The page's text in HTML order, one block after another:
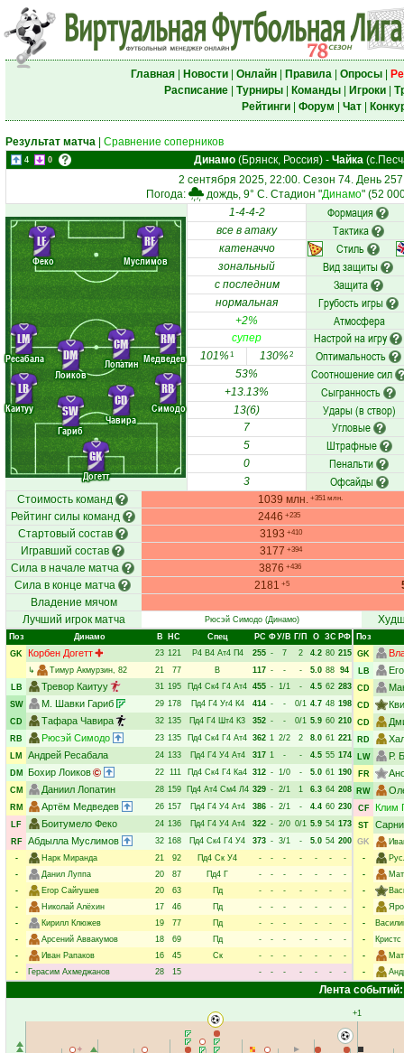
Главная| Новости| Онлайн| Правила| Опросы|
Расписание| Турниры| Команды| Игроки|
Рейтинги| Форум Чат|
Результат матча Сравнение соперников
4 0 Динамо(Брянск, Россия)- Чайка
2 сентября 2025, 22:00. Сезон 74. День
Погода:
дождь, 9° C. Стадион "Динамо" (52
Догетт
Каитуу
Гариб
Чавира
Симодо
Ресабала
Лоиков
Лопатин Медведев
Феко Муслимов
GK
LB
SW
CD
RB
LM
DM
CM RM
LF RF
1-4-4-2 Формация
все в атаку Тактика
катеначчо Стиль
зональный Вид защиты
с последним Защита
нормальная Грубость игры
+2% Атмосфера
супер Настрой на игру
101%1 130%2 Оптимальность
53% Соотношение сил
+13.13% Сыгранность
13(6) Удары (в створ)
7 Угловые
5 Штрафные
0 Пенальти
3 Офсайды
Стоимость команд 1039 млн. +351 млн.
Рейтинг силы команд 2446 +235
Стартовый состав 3193 +410
Игравший состав 3177 +394
Сила в начале матча 3876 +436
Сила в конце матча 2181 +5
Владение мячом
Лучший игрок матча
Рюсэй Симодо(Динамо)
Поз Динамо В НC Спец РC ФУ/В Г/П О ЗС РФ
GK
Корбен Догетт 23 121 Р4 В4 Ат4 П4 255 - 7 2 4.2 80 215
↳
Тимур Акмурзин, 82 21 77 В 117 - - - 5.0 88 94
LB
Тревор Каитуу 31 195 Пд4 Ск4 Г4 Ат4 455 - 1/1 - 4.5 62 283
SW
М. Шавки Гариб 29 178 Пд4 Г4 Уг4 К4 414 - - 0/1 4.7 48 198
CD
Тафара Чавира 32 135 Пд4 Г4 Шт4 К3 352 - - 0/1 5.9 60 210
RB
Рюсэй Симодо 23 135 Пд4 Ск4 Г4 Ат4 362 1 2/2 2 8.0 61 221
LM
Андрей Ресабала 24 133 Пд4 Г4 У4 Ат4 317 1 - - 4.5 55 174
DM
Бохир Лоиков 22 111 Пд4 Ск4 Г4 Ка4 312 - 1/0 - 5.0 61 190
CM
Даниил Лопатин 28 159 Пд4 Ат4 См4 Л4 329 - 2/1 1 6.3 64 208
RM
Артём Медведев 26 157 Пд4 Г4 У4 Ат4 386 - 2/1 - 4.4 60 230
LF
Боитумело Феко 24 136 Пд4 Г4 У4 Ат4 322 - 2/0 0/1 5.9 54 173
RF
Абдылла Муслимов 32 168 Пд4 Ск4 Г4 У4 373 - 3/1 - 5.0 54 200
-
Нарк Миранда 21 92 Пд4 Ск У4 - - - - - -
-
-
Данил Луппа 20 87 Пд4 Г - - - - - -
-
-
Егор Сайгушев 20 63 Пд - - - - - -
-
-
Николай Алёхин 17 46 Пд - - - - - -
-
-
Кирилл Клюжев 19 77 Пд - - - - - -
-
-
Арсений Аввакумов 18 69 Пд - - - - - -
-
-
Иван Рапаков 16 45 Ск - - - - - -
-
-
Герасим Ахмеджанов 28 15 - - - - - - -
Поз
GK
LB
CD
CD
CD
RD
LW Р.
FR
RW
CF Клим
ST
GK
-
-
-
-
-
-
Кристс
-
-
Лента событий:
+1